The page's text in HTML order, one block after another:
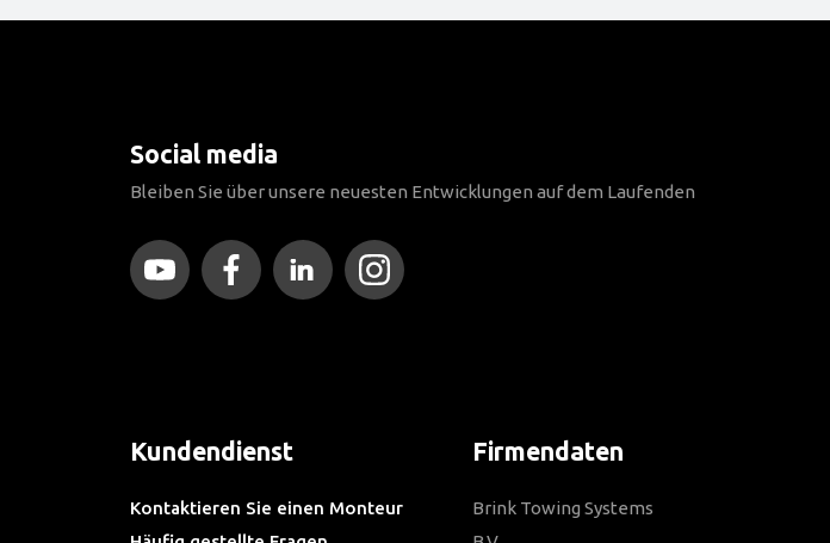
Social media
Bleiben Sie über unsere neuesten Entwicklungen auf dem Laufenden
Kundendienst
Kontaktieren Sie einen Monteur
Firmendaten
Brink Towing Systems